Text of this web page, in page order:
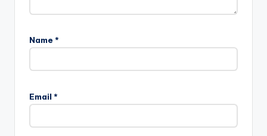
Name *
Email *